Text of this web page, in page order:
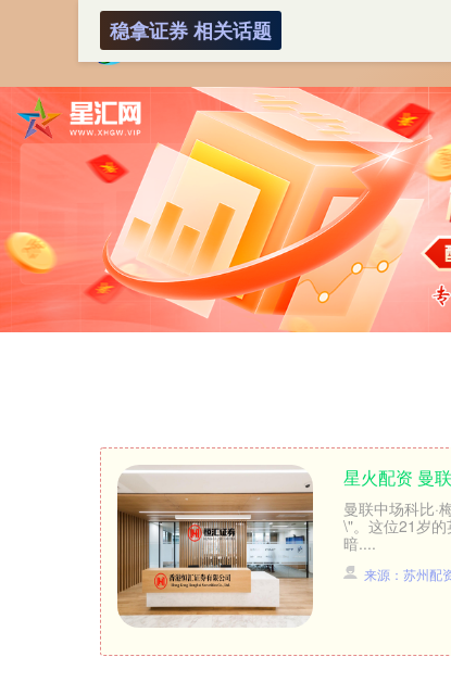
稳拿证券 相关话题
星火配资 曼
曼联中场科比·
\"。这位21岁
暗....
来源：苏州配